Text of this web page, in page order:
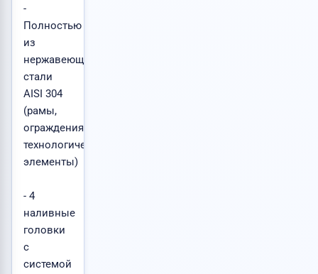
-
Полностью
из
нержавеющей
стали
AISI 304
(рамы,
ограждения,
технологические
элементы)
- 4
наливные
головки
с
системой